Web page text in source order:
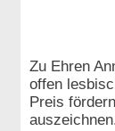
Zu Ehren
offen
Preis